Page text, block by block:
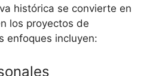
histórica se convierte en
los proyectos de
enfoques incluyen: